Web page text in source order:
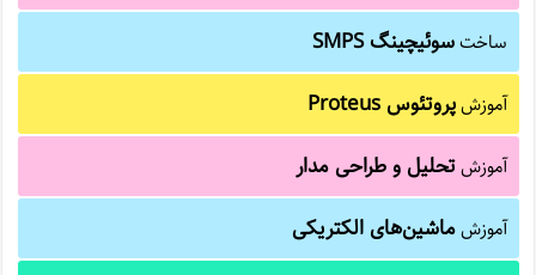
ساختسوئیچینگ SMPS
آموزشپروتئوس Proteus
آموزشتحلیل و طراحی مدار
آموزشماشین‌های الکتریکی